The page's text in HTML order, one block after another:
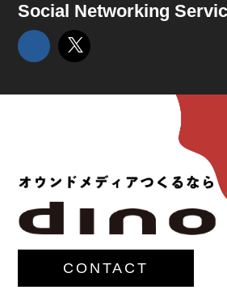
Social Networking
CONTACT